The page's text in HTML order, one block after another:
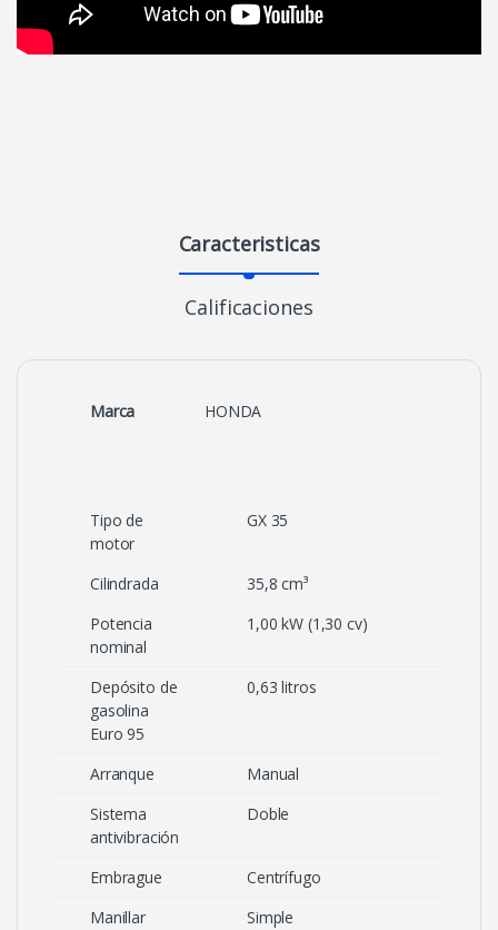
Caracteristicas
Calificaciones
Marca HONDA
Tipo de
motor
GX 35
Cilindrada
35,8 cm³
Potencia
nominal
1,00 kW (1,30 cv)
Depósito de
gasolina
Euro 95
0,63 litros
Arranque
Manual
Sistema
antivibración
Doble
Embrague
Centrífugo
Manillar
Simple